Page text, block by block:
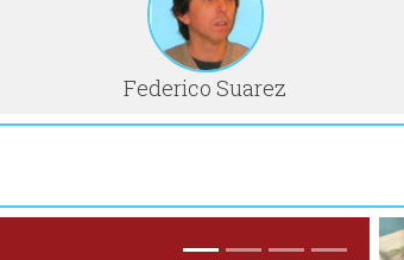
Federico Suarez